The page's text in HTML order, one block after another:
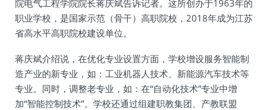
院电气工程学院院长蒋庆斌告诉记者。这所创办于1963年的
职业学校，是国家示范（骨干）高职院校，2018年成为江苏
省高水平高职院校建设单位。
蒋庆斌介绍说，在优化专业设置方面，学校增设服务智能制
造产业的新专业，如：工业机器人技术、新能源汽车技术等
专业。同时，调整老专业，如：在“自动化技术”专业中增
加“智能控制技术”。学校还通过组建职教集团、产教联盟